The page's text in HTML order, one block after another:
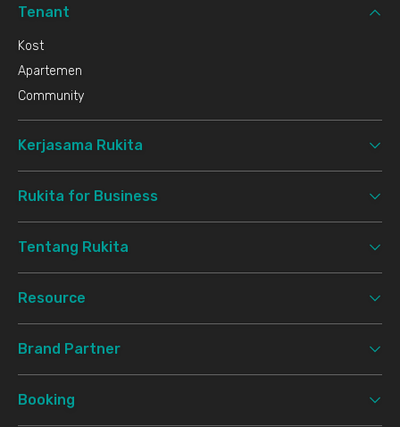
Tenant
Kost
Apartemen
Community
Kerjasama Rukita
Rukita for Business
Tentang Rukita
Resource
Brand Partner
Booking